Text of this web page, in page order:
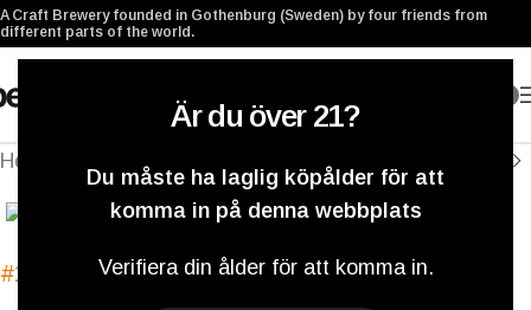
Är du över 21?
Du måste ha laglig köpålder för att
komma in på denna webbplats
Verifiera din ålder för att komma in.
A Craft Brewery founded in Gothenburg (Sweden) by four friends from
different parts of the world.
Hem
Klicka för att förstora
#169 Amber Alert